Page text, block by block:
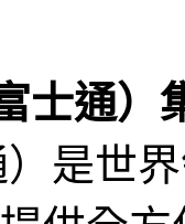
士通）
是世